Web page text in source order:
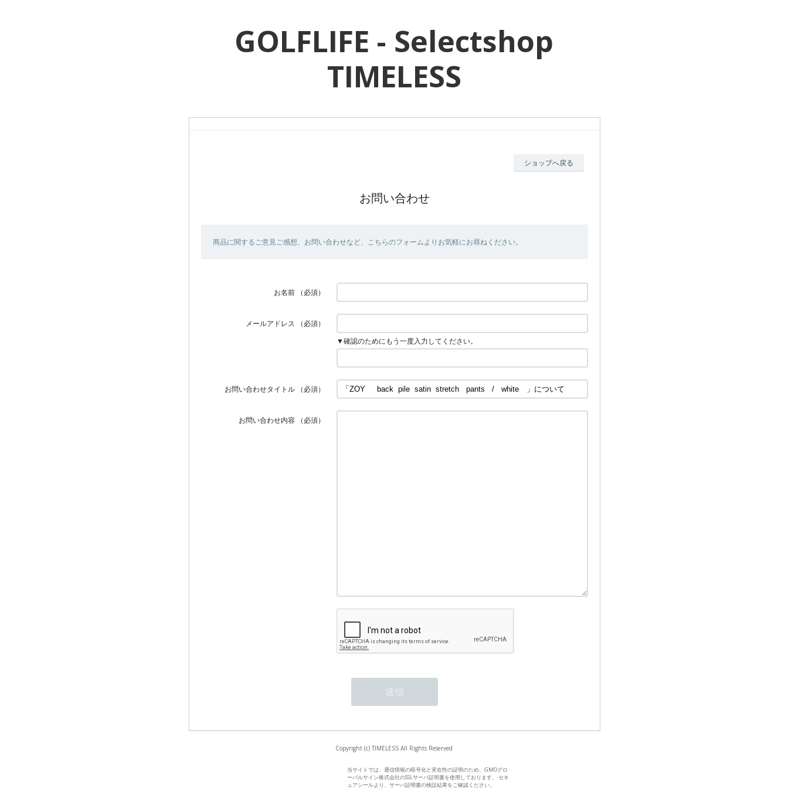
GOLFLIFE - Selectshop
TIMELESS
ショップへ戻る
お問い合わせ
商品に関するご意見ご感想、お問い合わせなど、こちらのフォームよりお気軽にお尋ねください。
お名前 （必須）
メールアドレス
（必須）
▼確認のためにもう一度入力してください。
お問い合わせタイトル （必須）
お問い合わせ内容 （必須）
Copyright (c) TIMELESS All Rights Reserved
当サイトでは、通信情報の暗号化と実在性の証明のため、GMOグロ
ーバルサイン株式会社のSSLサーバ証明書を使用しております。 セキ
ュアシールより、サーバ証明書の検証結果をご確認ください。